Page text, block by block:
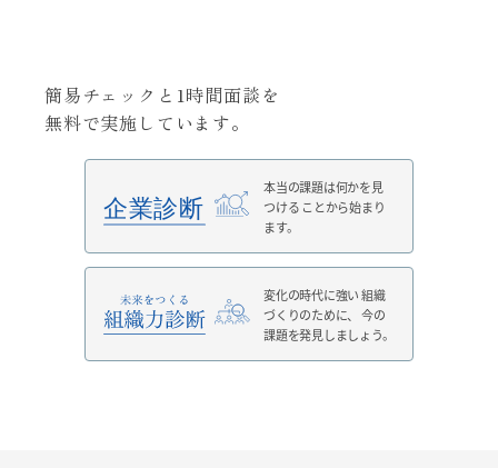
簡易チェックと1時間面談を
無料で実施しています。
本当の課題は何かを見
つける ことから始まり
ます。
変化の時代に強い組織
づくりのために、
今の
課題を発見しましょう。